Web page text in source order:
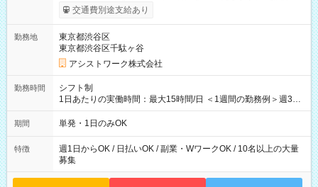
間】試用期間なし
交通費別途支給あり
勤務地
東京都渋谷区
東京都渋谷区千駄ヶ谷
アシストワーク株式会社
勤務時間
シフト制
1日あたりの実働時間：最大15時間/日 ＜1週間の勤務例＞週3回
勤務 勤務：月・水・金 休み：火・木・土・日 好きな時にお仕事
可能です！ ※1日あたりの最大実働時間は日勤、夜勤共に勤務し
期間 単発・1日のみOK
特徴
週1日からOK / 日払いOK / 副業・WワークOK / 10名以上の大量
募集